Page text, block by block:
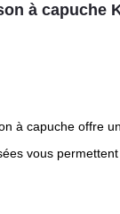
à capuche
à capuche offre
vous